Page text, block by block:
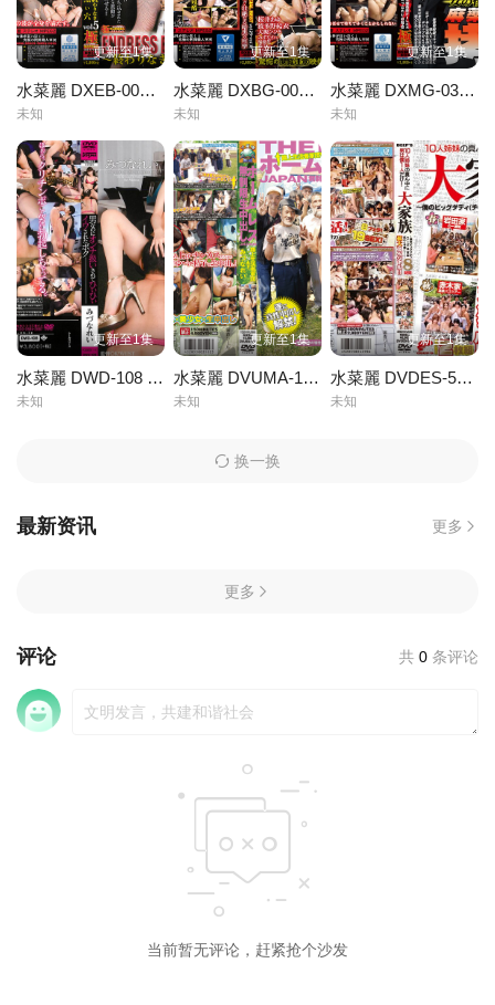
更新至1集
水菜麗 DXEB-005 ENDRESS BLACKHOLE vol5 ～終わりなき黒い穴～
未知
更新至1集
水菜麗 DXBG-003 【ベストヒッツ】女の惨すぎる瞬間 麻薬捜査官拷問 SPECIAL BEST vol.25～vo
未知
更新至1集
水菜麗 DXMG-030 女の惨すぎる瞬間 麻薬捜査官拷問 女捜査官 FILE 30 みづなれい
未知
更新至1集
水菜麗 DWD-108 男なのにオンナ扱いされてひぃひぃイワされたボク みづなれい
未知
更新至1集
水菜麗 DVUMA-138 ホームレスJAPAN無制限生中出し 路上生活者軍団vsみづなれい
未知
更新至1集
水菜麗 DVDES-575 10人姉妹の真ん中に男は僕1人だけ！ 大家族 8時間拡大スペシャル！！ ～僕のビッグダディ（
未知
换一换
最新资讯 更多
更多
评论 共 0 条评论
当前暂无评论，赶紧抢个沙发